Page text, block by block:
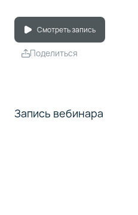
Смотреть запись
Поделиться
Запись вебинара